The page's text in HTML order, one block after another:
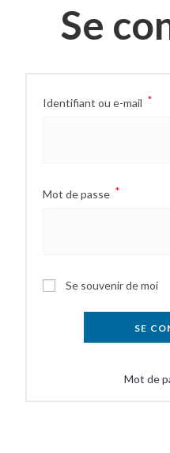
Se
Identifiant ou e-mail *
Mot de passe *
A
Se souvenir de moi
SE
Mot de